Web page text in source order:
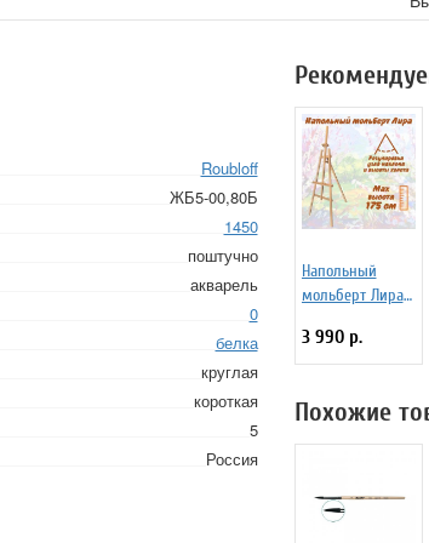
Roubloff
ЖБ5-00,80Б
1450
поштучно
акварель
0
белка
круглая
короткая
5
Россия
Напольный
мольберт Лира
3 990 р.
Похожие